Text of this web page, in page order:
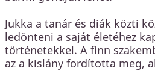
Jukka a tanár és diák közti
ledönteni a saját életéhez
történetekkel. A finn
az a kislány fordította meg,